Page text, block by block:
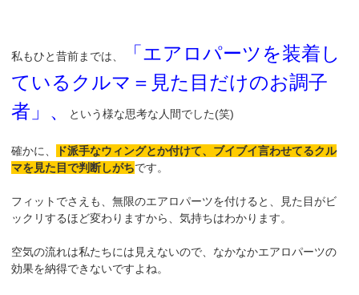
私もひと昔前までは、
「エアロパーツを装着し
ているクルマ＝見た目だけのお調子
者」、
という様な思考な人間でした(笑)
確かに、
ド派手なウィングとか付けて、ブイブイ言わせてるクル
マを見た目で判断しがちです。
フィットでさえも、無限のエアロパーツを付けると、見た目がビ
ックリするほど変わりますから、気持ちはわかります。
空気の流れは私たちには見えないので、なかなかエアロパーツの
効果を納得できないですよね。